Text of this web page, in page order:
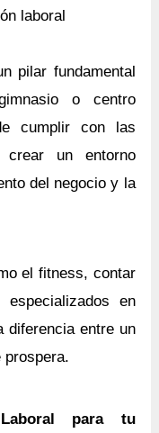
laboral
pilar fundamental
o centro
cumplir con las
crear un entorno
del negocio y la
el fitness, contar
en
diferencia entre un
prospera.
para tu